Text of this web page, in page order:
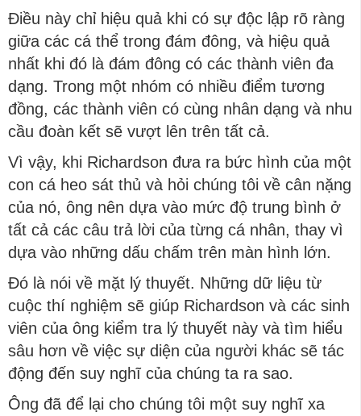
Điều này chỉ hiệu quả khi có sự độc lập rõ ràng
giữa các cá thể trong đám đông, và hiệu quả
nhất khi đó là đám đông có các thành viên đa
dạng. Trong một nhóm có nhiều điểm tương
đồng, các thành viên có cùng nhân dạng và nhu
cầu đoàn kết sẽ vượt lên trên tất cả.
Vì vậy, khi Richardson đưa ra bức hình của một
con cá heo sát thủ và hỏi chúng tôi về cân nặng
của nó, ông nên dựa vào mức độ trung bình ở
tất cả các câu trả lời của từng cá nhân, thay vì
dựa vào những dấu chấm trên màn hình lớn.
Đó là nói về mặt lý thuyết. Những dữ liệu từ
cuộc thí nghiệm sẽ giúp Richardson và các sinh
viên của ông kiểm tra lý thuyết này và tìm hiểu
sâu hơn về việc sự diện của người khác sẽ tác
động đến suy nghĩ của chúng ta ra sao.
Ông đã để lại cho chúng tôi một suy nghĩ xa